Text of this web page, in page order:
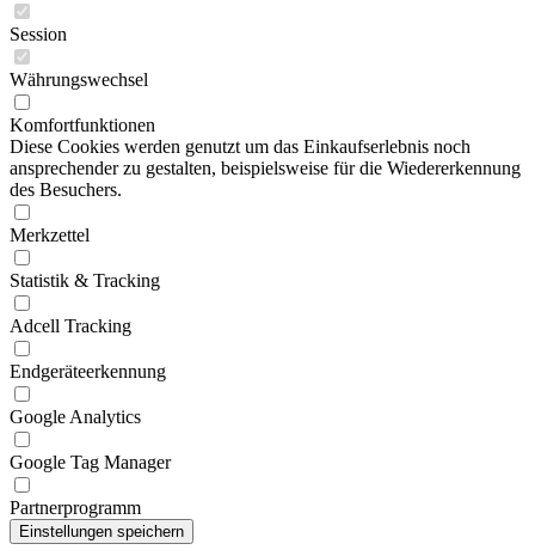
Session
Währungswechsel
Komfortfunktionen
Diese Cookies werden genutzt um das Einkaufserlebnis noch
ansprechender zu gestalten, beispielsweise für die Wiedererkennung
des Besuchers.
Merkzettel
Statistik & Tracking
Adcell Tracking
Endgeräteerkennung
Google Analytics
Google Tag Manager
Partnerprogramm